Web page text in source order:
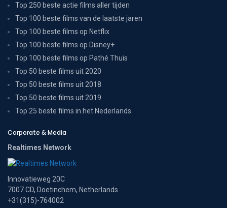
Top 250 beste actie films aller tijden
Top 100 beste films van de laatste jaren
Top 100 beste films op Netflix
Top 100 beste films op Disney+
Top 100 beste films op Pathé Thuis
Top 50 beste films uit 2020
Top 50 beste films uit 2018
Top 50 beste films uit 2019
Top 25 beste films in het Nederlands
Corporate & Media
Realtimes Network
Innovatieweg 20C
7007 CD, Doetinchem, Netherlands
+31(315)-764002